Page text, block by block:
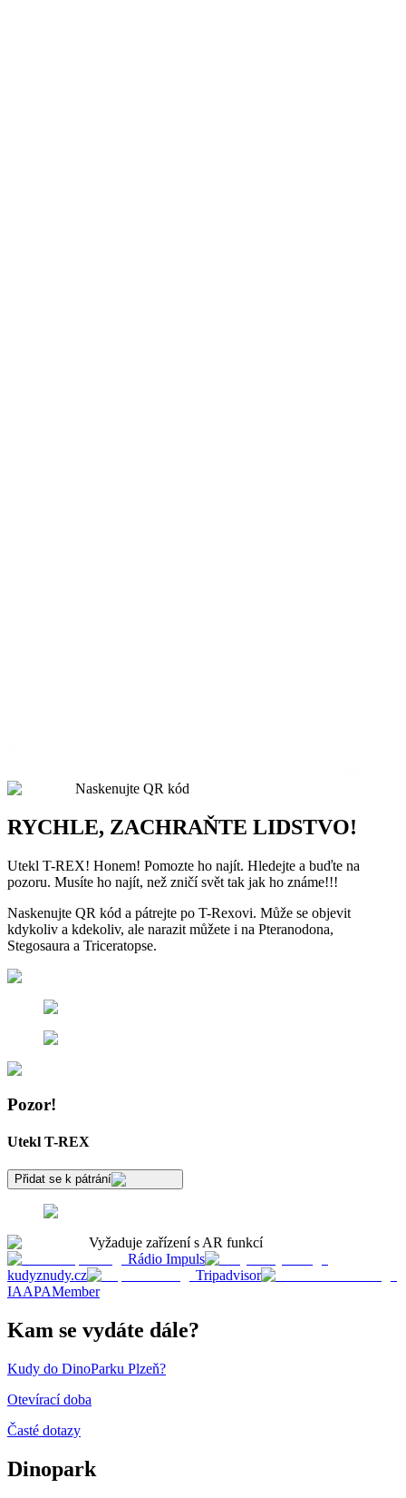
Naskenujte QR kód
RYCHLE, ZACHRAŇTE LIDSTVO!
Utekl T-REX! Honem! Pomozte ho najít. Hledejte a buďte na
pozoru. Musíte ho najít, než zničí svět tak jak ho známe!!!
Naskenujte QR kód a pátrejte po T-Rexovi. Může se objevit
kdykoliv a kdekoliv, ale narazit můžete i na Pteranodona,
Stegosaura a Triceratopse.
Pozor!
Utekl T-REX
Přidat se k pátrání
Vyžaduje zařízení s AR funkcí
Rádio Impuls
kudyznudy.cz
Tripadvisor
IAAPAMember
Kam se vydáte dále?
Kudy do DinoParku Plzeň?
Otevírací doba
Časté dotazy
Dinopark